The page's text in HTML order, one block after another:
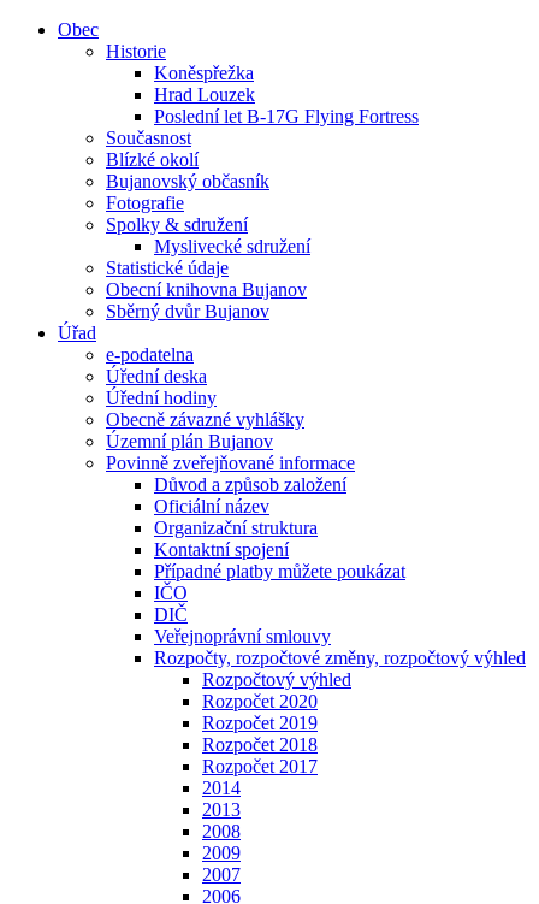
Obec
Historie
Koněspřežka
Hrad Louzek
Poslední let B-17G Flying Fortress
Současnost
Blízké okolí
Bujanovský občasník
Fotografie
Spolky & sdružení
Myslivecké sdružení
Statistické údaje
Obecní knihovna Bujanov
Sběrný dvůr Bujanov
Úřad
e-podatelna
Úřední deska
Úřední hodiny
Obecně závazné vyhlášky
Územní plán Bujanov
Povinně zveřejňované informace
Důvod a způsob založení
Oficiální název
Organizační struktura
Kontaktní spojení
Případné platby můžete poukázat
IČO
DIČ
Veřejnoprávní smlouvy
Rozpočty, rozpočtové změny, rozpočtový výhled
Rozpočtový výhled
Rozpočet 2020
Rozpočet 2019
Rozpočet 2018
Rozpočet 2017
2014
2013
2008
2009
2007
2006